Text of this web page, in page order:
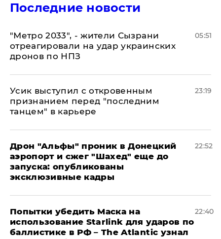
Последние новости
"Метро 2033", - жители Сызрани
отреагировали на удар украинских
дронов по НПЗ
05:51
Усик выступил с откровенным
признанием перед "последним
танцем" в карьере
23:19
Дрон "Альфы" проник в Донецкий
аэропорт и сжег "Шахед" еще до
запуска: опубликованы
эксклюзивные кадры
22:52
Попытки убедить Маска на
использование Starlink для ударов по
баллистике в РФ – The Atlantic узнал
22:40